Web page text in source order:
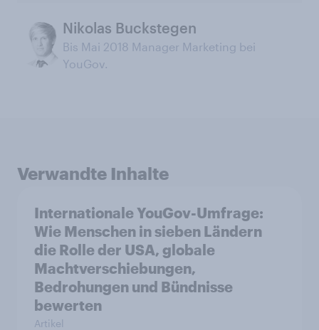
Nikolas Buckstegen
Bis Mai 2018 Manager Marketing bei
YouGov.
Verwandte Inhalte
Internationale YouGov-Umfrage:
Wie Menschen in sieben Ländern
die Rolle der USA, globale
Machtverschiebungen,
Bedrohungen und Bündnisse
bewerten
Artikel